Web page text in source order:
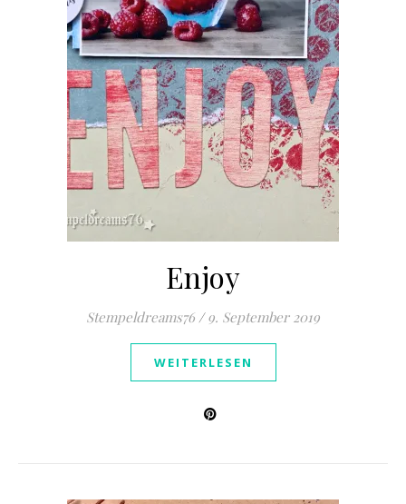
Enjoy
Stempeldreams76 / 9. September 2019
WEITERLESEN